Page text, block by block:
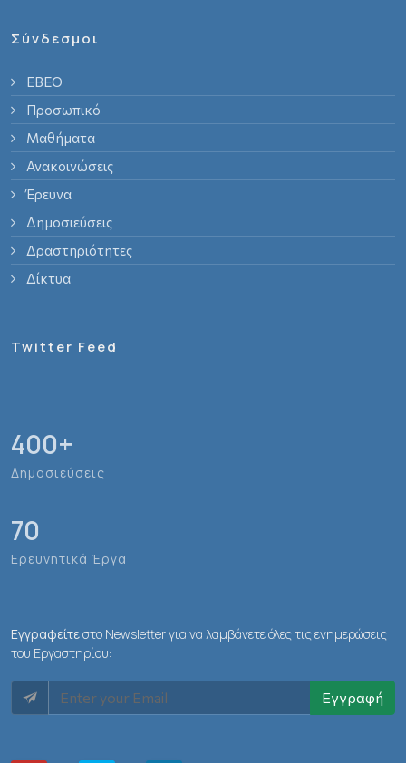
Σύνδεσμοι
ΕΒΕΟ
Προσωπικό
Μαθήματα
Ανακοινώσεις
Έρευνα
Δημοσιεύσεις
Δραστηριότητες
Δίκτυα
Twitter Feed
400+
Δημοσιεύσεις
70
Ερευνητικά Έργα
Εγγραφείτεστο Newsletter για να λαμβάνετε όλες τις ενημερώσεις
του Εργαστηρίου:
Εγγραφή